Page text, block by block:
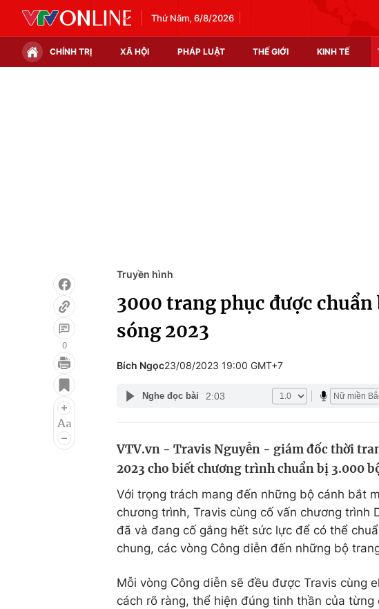
Thứ Năm, 6/8/2026
CHÍNH TRỊ XÃ HỘI PHÁP LUẬT THẾ GIỚI KINH TẾ
Điện ảnh
Âm nhạc
Du lịch
Chất lượng cuộc sống
0
Truyền hình
3000 trang phục được chuẩn
sóng 2023
Bích Ngọc23/08/2023 19:00 GMT+7
Nghe đọc bài 2:03
VTV.vn - Travis Nguyễn - giám đốc thời
2023 cho biết chương trình chuẩn bị 3.000
Với trọng trách mang đến những bộ cánh bắt
chương trình, Travis cùng cố vấn chương trình
đã và đang cố gắng hết sức lực để có thể
chung, các vòng Công diễn đến những bộ
Mỗi vòng Công diễn sẽ đều được Travis cùng
cách rõ ràng, thể hiện đúng tinh thần của